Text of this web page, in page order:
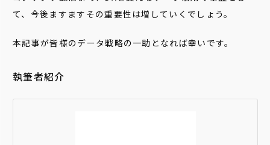
て、今後ますますその重要性は増していくでしょう。
本記事が皆様のデータ戦略の一助となれば幸いです。
執筆者紹介